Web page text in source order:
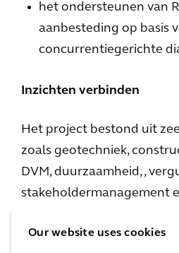
Our website uses cookies
het ondersteunen van
aanbesteding op basis
concurrentiegerichte
Inzichten verbinden
Het project bestond uit
zoals geotechniek,
DVM, duurzaamheid, ,
stakeholdermanagement
expertise goed kwijt in het